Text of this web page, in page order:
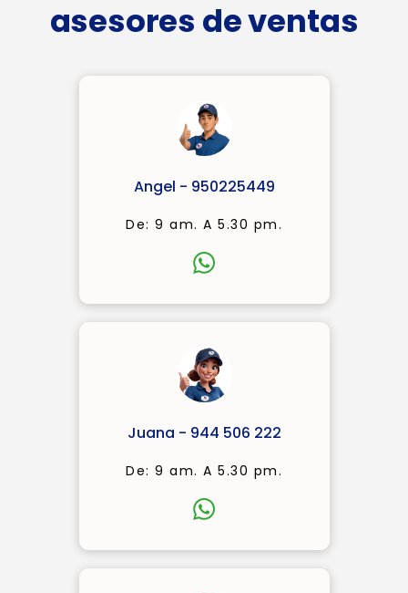
asesores de ventas
Angel - 950225449
De: 9 am. A 5.30 pm.
Juana - 944 506 222
De: 9 am. A 5.30 pm.